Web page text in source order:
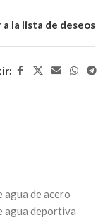
la lista de deseos
agua de acero
agua deportiva